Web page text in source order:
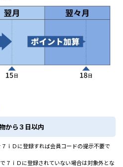
から３日以内
ｉＤに登録すれば会員コードの提示不要で
７ｉＤに登録されていない場合は対象外とな